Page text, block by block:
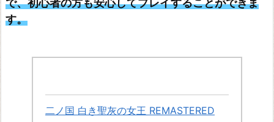
で、初心者の方も安心してプレイすることができま
す。
二ノ国 白き聖灰の女王 REMASTERED